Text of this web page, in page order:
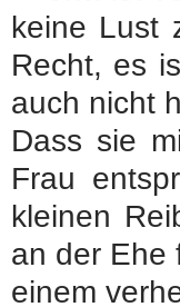
keine Lust
Recht, es
auch nicht
Dass sie
Frau
kleinen
an der Ehe
einem